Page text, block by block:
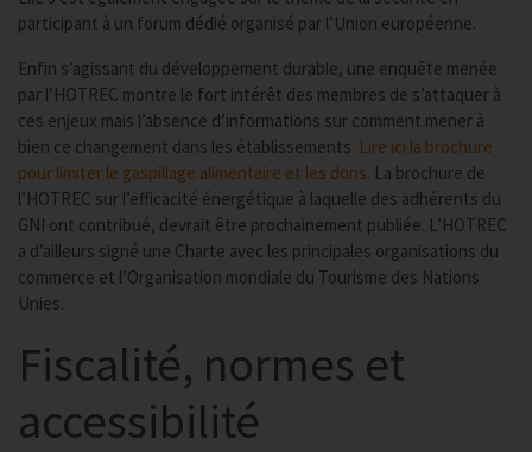
participant à un forum dédié organisé par l’Union européenne.
Enfin s’agissant du développement durable, une enquête menée
par l’HOTREC montre le fort intérêt des membres de s’attaquer à
ces enjeux mais l’absence d’informations sur comment mener à
bien ce changement dans les établissements. Lire ici la brochure
pour limiter le gaspillage alimentaire et les dons. La brochure de
l’HOTREC sur l’efficacité énergétique à laquelle des adhérents du
GNI ont contribué, devrait être prochainement publiée. L’HOTREC
a d’ailleurs signé une Charte avec les principales organisations du
commerce et l’Organisation mondiale du Tourisme des Nations
Unies.
Fiscalité, normes et
accessibilité